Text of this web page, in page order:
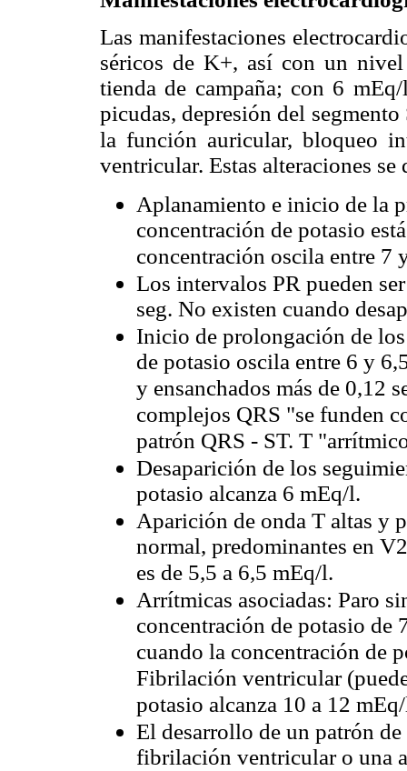
Las manifestaciones
séricos de K+, así con un
tienda de campaña; con 6
picudas, depresión del
la función auricular, bloqueo
ventricular. Estas alteraciones
Aplanamiento e inicio de la
concentración de potasio
concentración oscila entre 7
Los intervalos PR pueden
seg. No existen cuando
Inicio de prolongación de
de potasio oscila entre 6 y
y ensanchados más de 0,12
complejos QRS "se funden
patrón QRS - ST. T
Desaparición de los
potasio alcanza 6 mEq/l.
Aparición de onda T altas y
normal, predominantes en
es de 5,5 a 6,5 mEq/l.
Arrítmicas asociadas: Paro
concentración de potasio de
cuando la concentración de
Fibrilación ventricular
potasio alcanza 10 a 12
El desarrollo de un patrón
fibrilación ventricular o una